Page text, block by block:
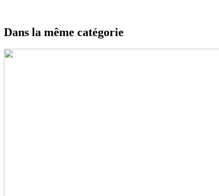
Dans la même catégorie